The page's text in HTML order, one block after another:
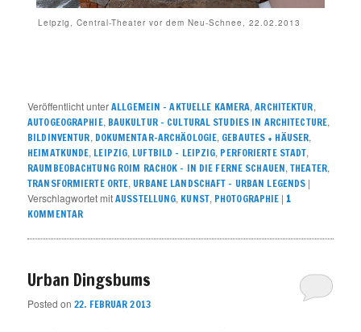
Leipzig, Central-Theater vor dem Neu-Schnee, 22.02.2013
Veröffentlicht unterALLGEMEIN – AKTUELLE KAMERA,ARCHITEKTUR,
AUTOGEOGRAPHIE, BAUKULTUR – CULTURAL STUDIES IN ARCHITECTURE,
BILDINVENTUR, DOKUMENTAR-ARCHÄOLOGIE, GEBAUTES + HÄUSER,
HEIMATKUNDE, LEIPZIG, LUFTBILD - LEIPZIG, PERFORIERTE STADT,
RAUMBEOBACHTUNG ROIM RACHOK – IN DIE FERNE SCHAUEN,THEATER,
TRANSFORMIERTE ORTE, URBANE LANDSCHAFT – URBAN LEGENDS |
Verschlagwortet mitAUSSTELLUNG, KUNST, PHOTOGRAPHIE | 1
KOMMENTAR
Urban Dingsbums
Posted on22. FEBRUAR 2013